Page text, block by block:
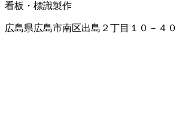
看板・標識製作
広島県広島市南区出島２丁目１０－４０